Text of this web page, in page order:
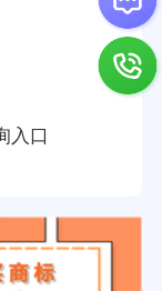
入口